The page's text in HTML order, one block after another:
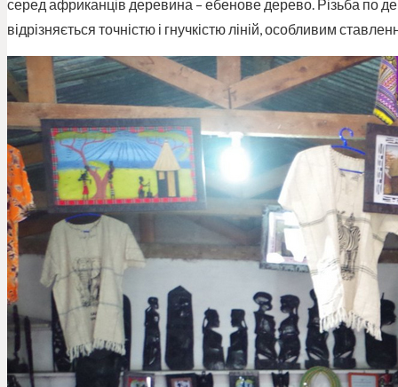
серед африканців деревина – ебенове дерево. Різьба по
відрізняється точністю і гнучкістю ліній, особливим